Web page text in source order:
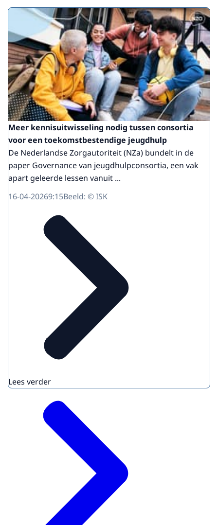
Meer kennisuitwisseling nodig tussen consortia
voor een toekomstbestendige jeugdhulp
De Nederlandse Zorgautoriteit (NZa) bundelt in de
paper Governance van jeugdhulpconsortia, een vak
apart geleerde lessen vanuit ...
16-04-20269:15Beeld: © ISK
Lees verder